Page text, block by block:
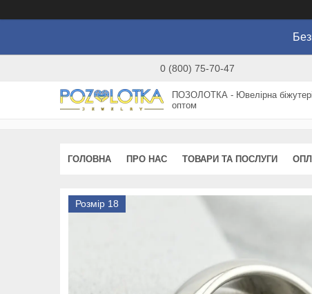
0 (800) 75-70-47
ПОЗОЛОТКА - Ювелірна
оптом
ГОЛОВНА ПРО НАС ТОВАРИ ТА ПОСЛУГИ
Розмір 18